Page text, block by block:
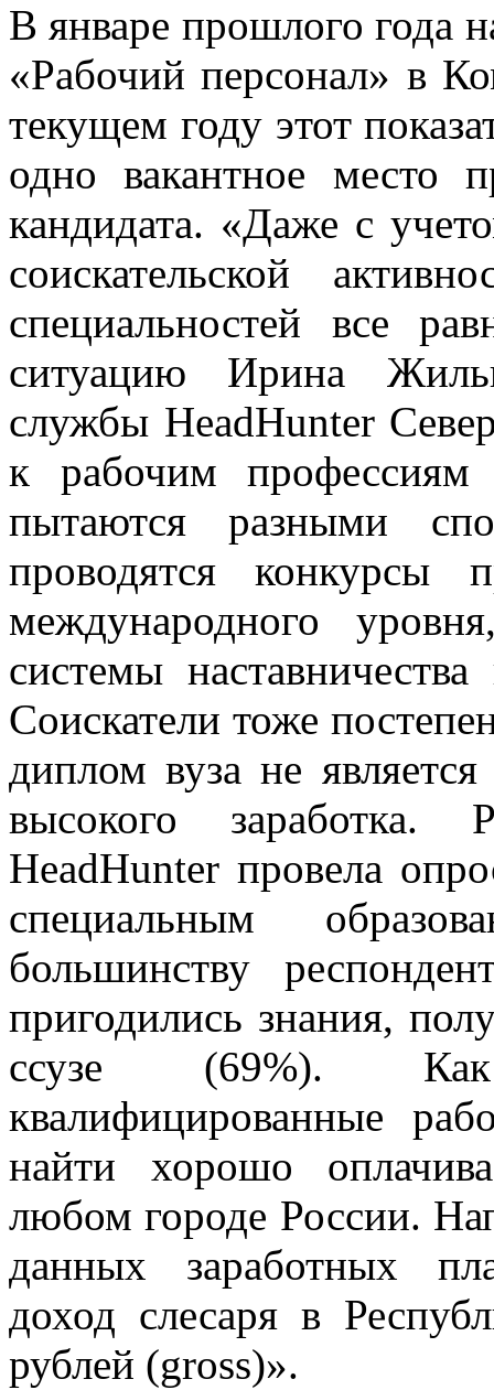
В январе прошлого года
«Рабочий персонал» в
текущем году этот
одно вакантное место
кандидата. «Даже с
соискательской
специальностей все
ситуацию Ирина
службы HeadHunter
к рабочим профессиям
пытаются разными
проводятся конкурсы
международного
системы
Соискатели тоже
диплом вуза не
высокого заработка.
HeadHunter провела
специальным
большинству
пригодились знания,
ссузе (69%). Как
квалифицированные
найти хорошо
любом городе России.
данных заработных
доход слесаря в
рублей (gross)».